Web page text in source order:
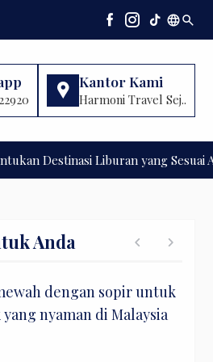
languagesearch
Kantor Kami
Harmoni Travel Sej..
Destinasi Liburan yang Sesuai
Anda